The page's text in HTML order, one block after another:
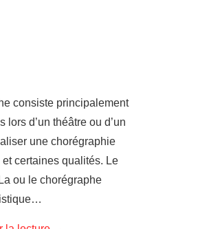
consiste principalement
d’un théâtre ou d’un
une chorégraphie
certaines qualités. Le
ou le chorégraphe